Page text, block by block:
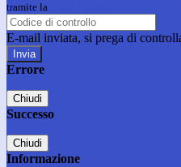
tramite la
E-mail inviata, si prega di
Errore
Chiudi
Successo
Chiudi
Informazione